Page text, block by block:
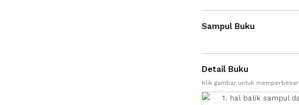
Sampul Buku
Detail Buku
Klik gambar untuk memperbesar